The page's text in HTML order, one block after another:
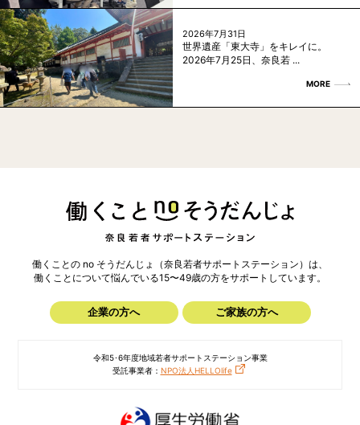
2026年7月31日
世界遺産「東大寺」をキレイに。
2026年7月25日、奈良若 ...
MORE
働くことの no そうだんじょ（奈良若者サポートステーション）は、
働くことについて悩んでいる15〜49歳の方をサポートしています。
企業の方へ ご家族の方へ
令和5･6年度地域若者サポートステーション事業
受託事業者： NPO法人HELLOlife